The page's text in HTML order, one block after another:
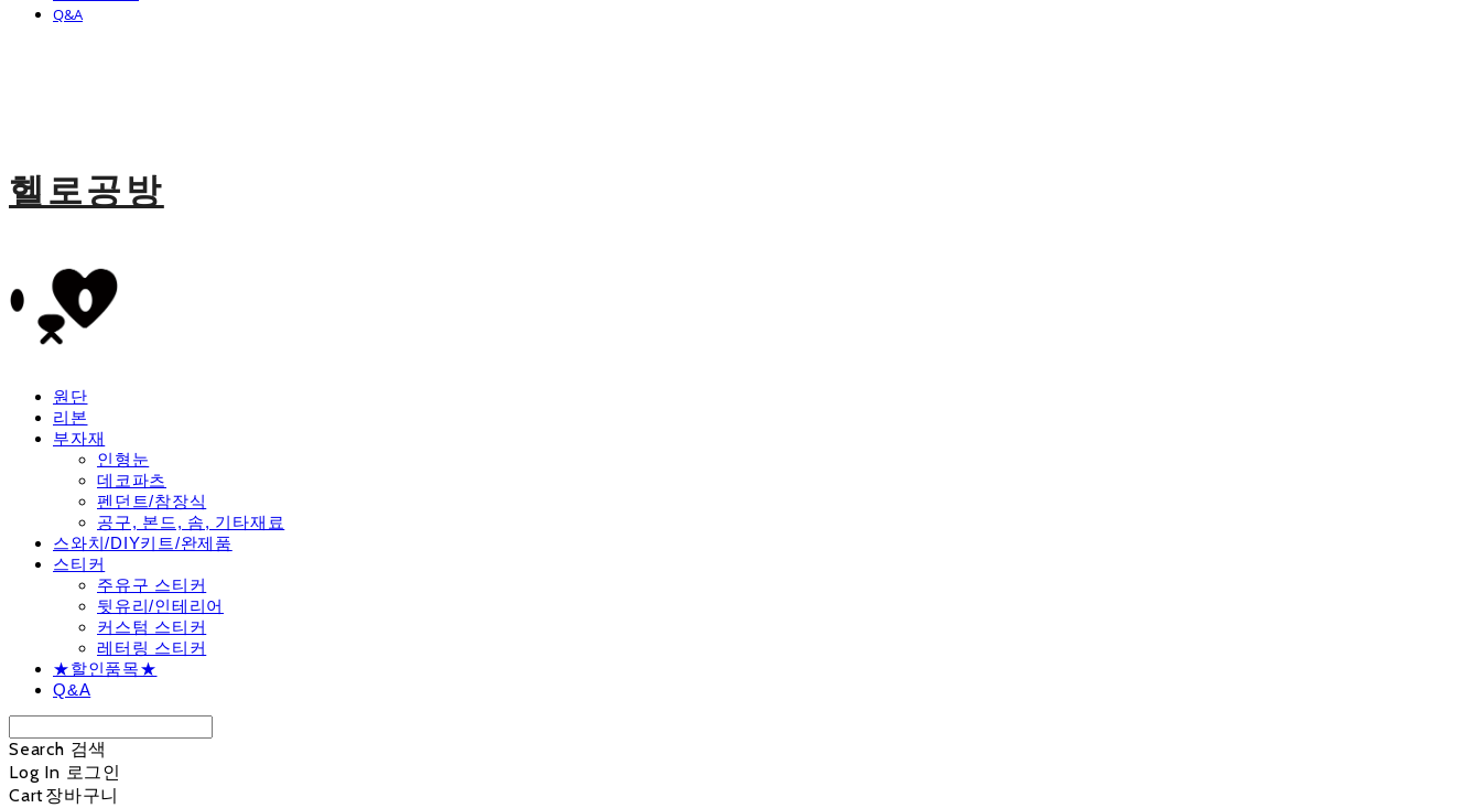
Q&A
헬로공방
원단
리본
부자재
인형눈
데코파츠
펜던트/참장식
공구, 본드, 솜, 기타재료
스와치/DIY키트/완제품
스티커
주유구 스티커
뒷유리/인테리어
커스텀 스티커
레터링 스티커
★할인품목★
Q&A
Search 검색
Log In 로그인
Cart장바구니